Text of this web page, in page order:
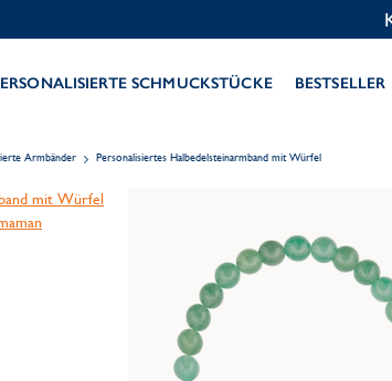
SCHMUCKSTÜCKE BESTSELLER
Armbänder Personalisiertes Halbedelsteinarmband mit Würfel